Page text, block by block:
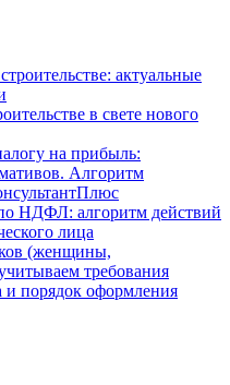
актуальные
в свете нового
на прибыль:
Алгоритм
НДФЛ: алгоритм действий
лица
(женщины,
требования
и порядок оформления